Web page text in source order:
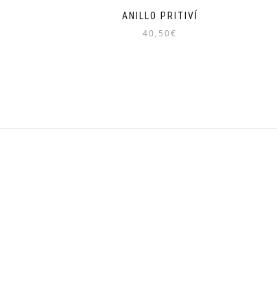
ANILLO PRITIVÍ
40,50€